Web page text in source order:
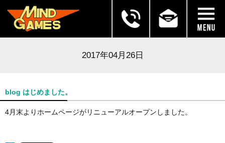
2017年04月26日
blog はじめました。
4月末よりホームページがリニューアルオープンしました。